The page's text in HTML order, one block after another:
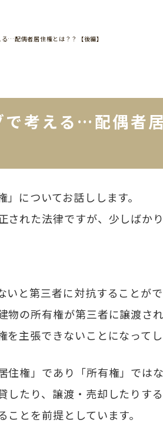
…配偶者居住権とは？？【後編】
考える…配偶者
についてお話しします。
れた法律ですが、少しばか
いと第三者に対抗することがで
の所有権が第三者に譲渡され
主張できないことになってし
住権」であり「所有権」ではな
たり、譲渡・売却したりする
とを前提としています。